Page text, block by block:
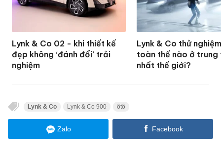
Lynk & Co 02 - khi thiết kế
đẹp không ‘đánh đổi’ trải
nghiệm
Lynk & Co thử
toàn thế nào ở trung
nhất thế giới?
Lynk & Co Lynk & Co 900 ôtô
Zalo Facebook